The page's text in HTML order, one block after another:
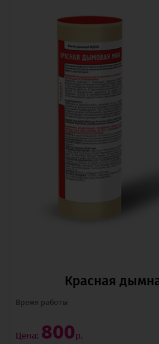
Красная
Время pаботы
Цена: 800р.